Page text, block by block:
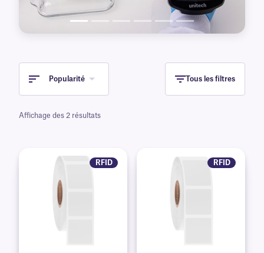
Popularité Tous les filtres
Affichage des 2 résultats
RFID RFID